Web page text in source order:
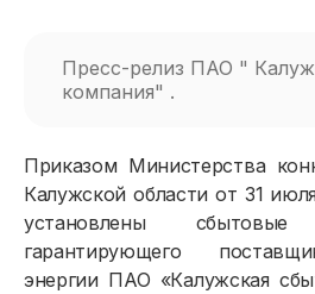
Пресс-релиз ПАО "
компания" .
Приказом Министерства
Калужской области от 31
установлены
гарантирующего
энергии ПАО «Калужская